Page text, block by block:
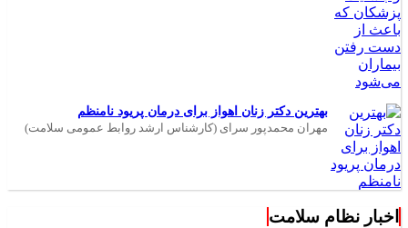
بهترین دکتر زنان اهواز برای درمان پریود نامنظم
مهران محمدپور سرای (کارشناس ارشد روابط عمومی سلامت)
اخبار نظام سلامت